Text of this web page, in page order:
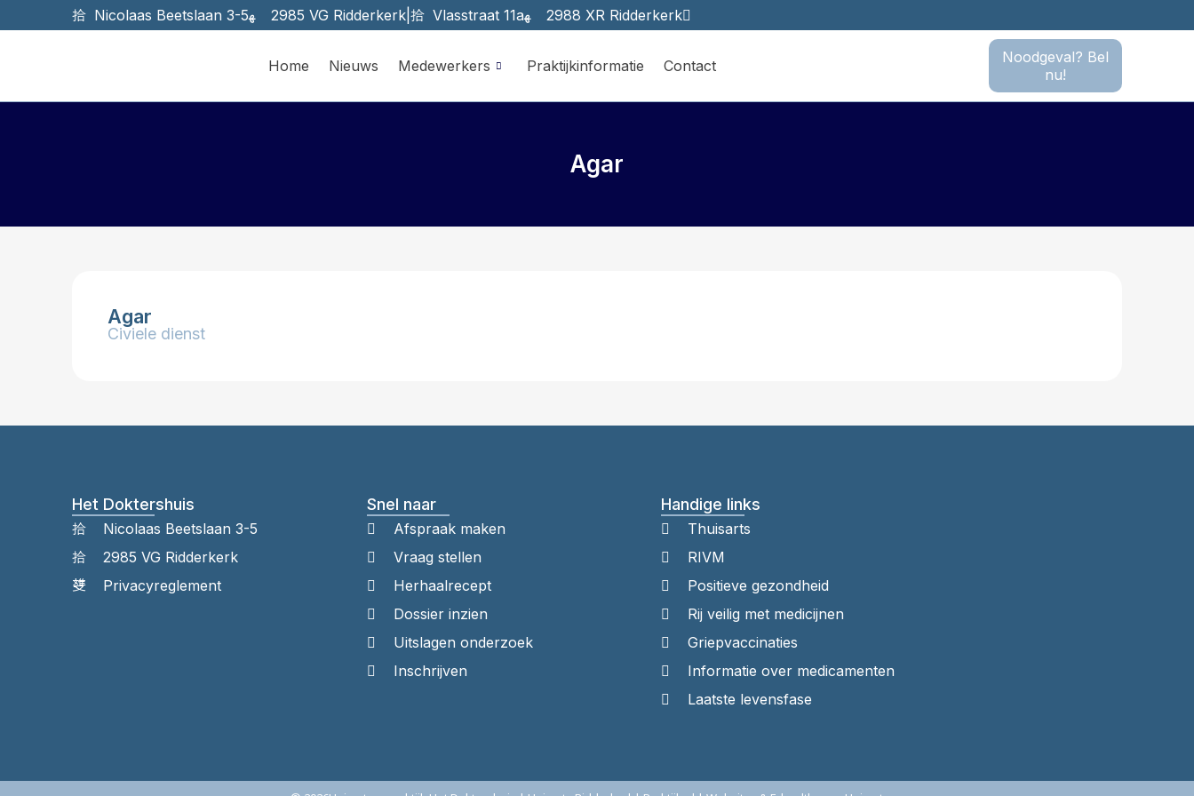
Nicolaas Beetslaan 3-5 2985 VG Ridderkerk| Vlasstraat 11a 2988 XR Ridderkerk
Home Nieuws Medewerkers Praktijkinformatie Contact
Noodgeval? Bel
nu!
Agar
Agar
Civiele dienst
Het Doktershuis
Nicolaas Beetslaan 3-5
2985 VG Ridderkerk
Privacyreglement
Snel naar
Afspraak maken
Vraag stellen
Herhaalrecept
Dossier inzien
Uitslagen onderzoek
Inschrijven
Handige links
Thuisarts
RIVM
Positieve gezondheid
Rij veilig met medicijnen
Griepvaccinaties
Informatie over medicamenten
Laatste levensfase